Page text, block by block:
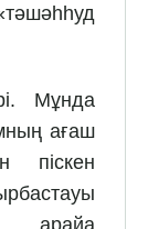
Мұнда
ағаш
піс­кен